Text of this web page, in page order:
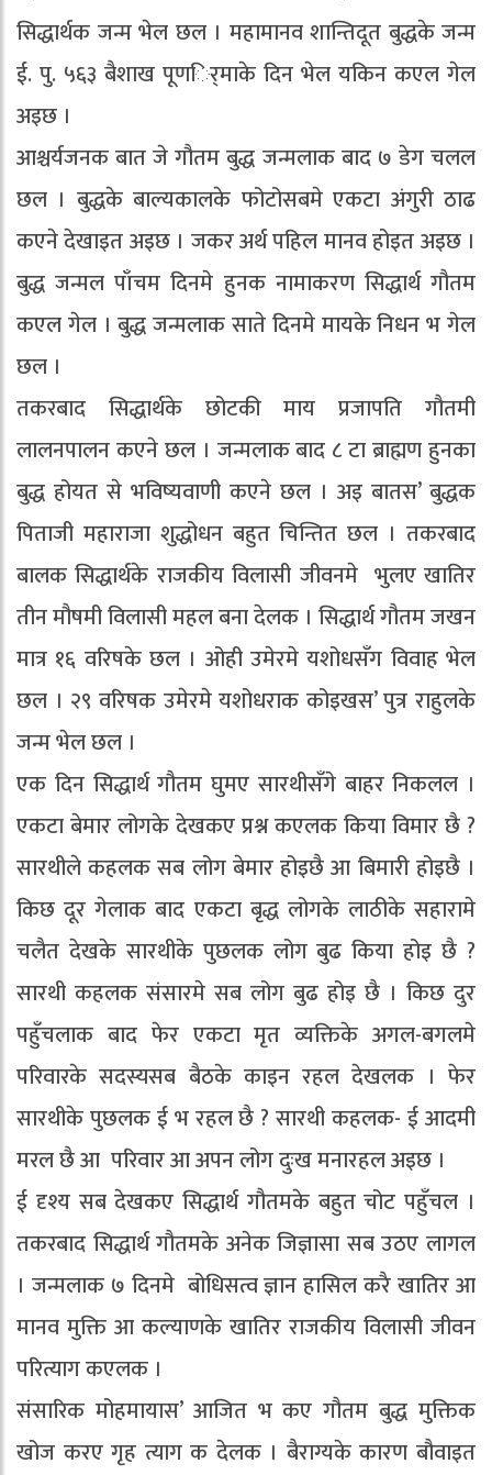
सिद्धार्थक जन्म भेल छल । महामानव शान्तिदूत बुद्धके जन्म
ई. पु. ५६३ बैशाख पूणर्िमाके दिन भेल यकिन कएल गेल
अइछ ।
आश्चर्यजनक बात जे गौतम बुद्ध जन्मलाक बाद ७ डेग चलल
छल । बुद्धके बाल्यकालके फोटोसबमे एकटा अंगुरी ठाढ
कएने देखाइत अइछ । जकर अर्थ पहिल मानव होइत अइछ ।
बुद्ध जन्मल पाँचम दिनमे हुनक नामाकरण सिद्धार्थ गौतम
कएल गेल । बुद्ध जन्मलाक साते दिनमे मायके निधन भ गेल
छल ।
तकरबाद सिद्धार्थके छोटकी माय प्रजापति गौतमी
लालनपालन कएने छल । जन्मलाक बाद ८ टा ब्राह्मण हुनका
बुद्ध होयत से भविष्यवाणी कएने छल । अइ बातस’ बुद्धक
पिताजी महाराजा शुद्धोधन बहुत चिन्तित छल । तकरबाद
बालक सिद्धार्थके राजकीय विलासी जीवनमे भुलए खातिर
तीन मौषमी विलासी महल बना देलक । सिद्धार्थ गौतम जखन
मात्र १६ वरिषके छल । ओही उमेरमे यशोधसँग विवाह भेल
छल । २९ वरिषक उमेरमे यशोधराक कोइखस’ पुत्र राहुलके
जन्म भेल छल ।
एक दिन सिद्धार्थ गौतम घुमए सारथीसँगे बाहर निकलल ।
एकटा बेमार लोगके देखकए प्रश्न कएलक किया विमार छै ?
सारथीले कहलक सब लोग बेमार होइछै आ बिमारी होइछै ।
किछ दूर गेलाक बाद एकटा बृद्ध लोगके लाठीके सहारामे
चलैत देखके सारथीके पुछलक लोग बुढ किया होइ छै ?
सारथी कहलक संसारमे सब लोग बुढ होइ छै । किछ दुर
पहुँचलाक बाद फेर एकटा मृत व्यक्तिके अगल-बगलमे
परिवारके सदस्यसब बैठके काइन रहल देखलक । फेर
सारथीके पुछलक ई भ रहल छै ? सारथी कहलक- ई आदमी
मरल छै आ परिवार आ अपन लोग दुःख मनारहल अइछ ।
ई दृश्य सब देखकए सिद्धार्थ गौतमके बहुत चोट पहुँचल ।
तकरबाद सिद्धार्थ गौतमके अनेक जिज्ञासा सब उठए लागल
। जन्मलाक ७ दिनमे बोधिसत्व ज्ञान हासिल करै खातिर आ
मानव मुक्ति आ कल्याणके खातिर राजकीय विलासी जीवन
परित्याग कएलक ।
संसारिक मोहमायास’ आजित भ कए गौतम बुद्ध मुक्तिक
खोज करए गृह त्याग क देलक । बैराग्यके कारण बौवाइत